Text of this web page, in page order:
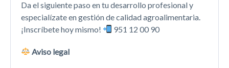
Da el siguiente paso en tu desarrollo profesional y
especialízate en gestión de calidad agroalimentaria.
¡Inscríbete hoy mismo!
951 12 00 90
Aviso legal